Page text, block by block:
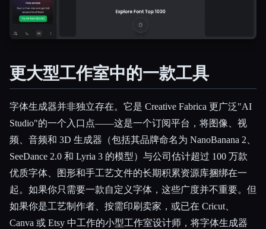
更大型工作室中的一款工具
字体生成器并非独立存在。它是 Creative Fabrica 更广泛"AI
Studio"的一个入口点——这是一个订阅平台，将图像、视
频、音频和 3D 生成器（包括其品牌命名为 NanoBanana 2、
SeeDance 2.0 和 Lyria 3 的模型）与公司估计超过 100 万款
优质字体、图形和手工艺文件的长期积累资源库捆绑在一
起。如果你只需要一款自定义字体，这些广度并不重要。但
如果你是工艺制作者、按需印刷卖家，或已在 Cricut、
Canva 或 Etsy 中工作的小型工作室设计师，将字体生成器